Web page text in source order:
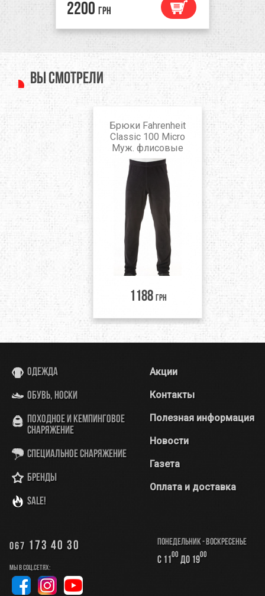
2200 грн
Вы смотрели
Брюки Fahrenheit
Classic 100 Micro
Муж. флисовые
1188 грн
Одежда
Обувь, носки
Походное и кемпинговое
снаряжение
Специальное снаряжение
Бренды
SALE!
Акции
Контакты
Полезная информация
Новости
Газета
Оплата и доставка
067 173 40 30
Мы в соц.сетях:
Понедельник - Воскресенье
с 1100 до 1900